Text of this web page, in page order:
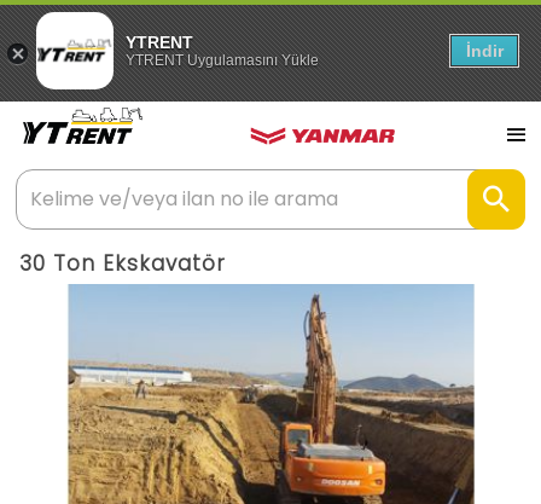
YTRENT
YTRENT Uygulamasını Yükle İndir
30 Ton Ekskavatör